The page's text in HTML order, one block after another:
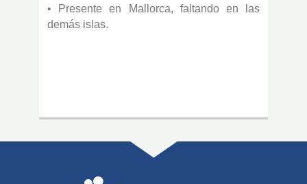
• Presente en Mallorca, faltando en las
demás islas.